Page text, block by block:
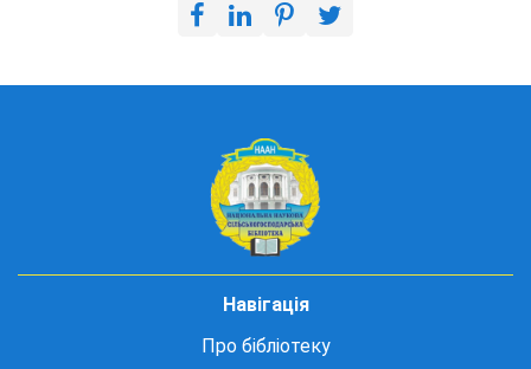
Навігація
Про бібліотеку